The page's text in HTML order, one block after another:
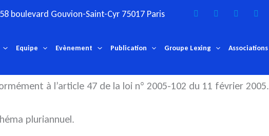
58 boulevard Gouvion-Saint-Cyr 75017 Paris
Equipe Evènement Publication Groupe Lexing Associations
à l’article 47 de la loi n° 2005-102 du 11 février 2005.
pluriannuel.